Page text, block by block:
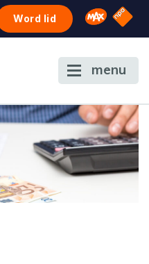
Word lid Omroep
NPO
menu